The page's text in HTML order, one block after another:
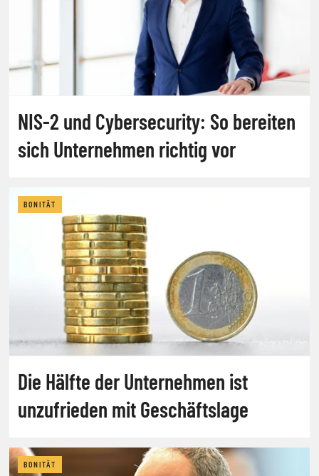
NIS-2 und Cybersecurity: So bereiten
sich Unternehmen richtig vor
BONITÄT
Die Hälfte der Unternehmen ist
unzufrieden mit Geschäftslage
BONITÄT